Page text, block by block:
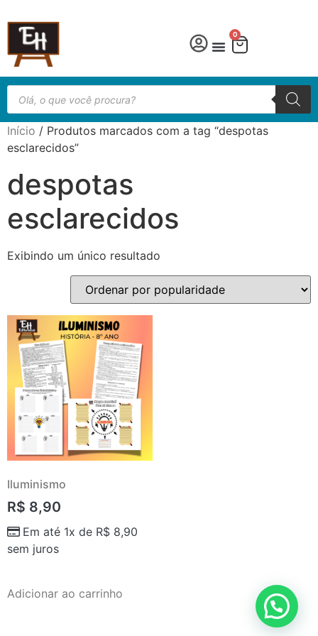
0
Início / Produtos marcados com a tag “despotas
esclarecidos”
despotas
esclarecidos
Exibindo um único resultado
Iluminismo
R$ 8,90
Em até 1x de R$ 8,90
sem juros
Adicionar ao carrinho